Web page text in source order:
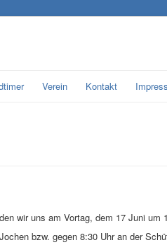
Verein Kontakt
wir uns am Vortag, dem 17 Juni um
bzw. gegen 8:30 Uhr an der